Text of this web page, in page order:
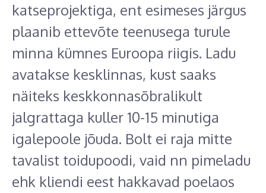
katseprojektiga, ent esimeses järgus
plaanib ettevõte teenusega turule
minna kümnes Euroopa riigis. Ladu
avatakse kesklinnas, kust saaks
näiteks keskkonnasõbralikult
jalgrattaga kuller 10-15 minutiga
igalepoole jõuda. Bolt ei raja mitte
tavalist toidupoodi, vaid nn pimeladu
ehk kliendi eest hakkavad poelaos